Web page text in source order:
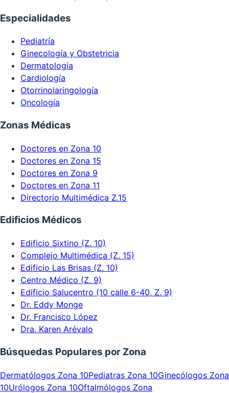
Especialidades
Pediatría
Ginecología y Obstetricia
Dermatología
Cardiología
Otorrinolaringología
Oncología
Zonas Médicas
Doctores en Zona 10
Doctores en Zona 15
Doctores en Zona 9
Doctores en Zona 11
Directorio Multimédica Z.15
Edificios Médicos
Edificio Sixtino (Z. 10)
Complejo Multimédica (Z. 15)
Edificio Las Brisas (Z. 10)
Centro Médico (Z. 9)
Edificio Salucentro (10 calle 6-40, Z. 9)
Dr. Eddy Monge
Dr. Francisco López
Dra. Karen Arévalo
Búsquedas Populares por Zona
Dermatólogos Zona 10Pediatras Zona 10Ginecólogos Zona
10Urólogos Zona 10Oftalmólogos Zona